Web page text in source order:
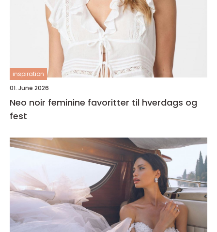
inspiration
01. June 2026
Neo noir feminine favoritter til hverdags og
fest